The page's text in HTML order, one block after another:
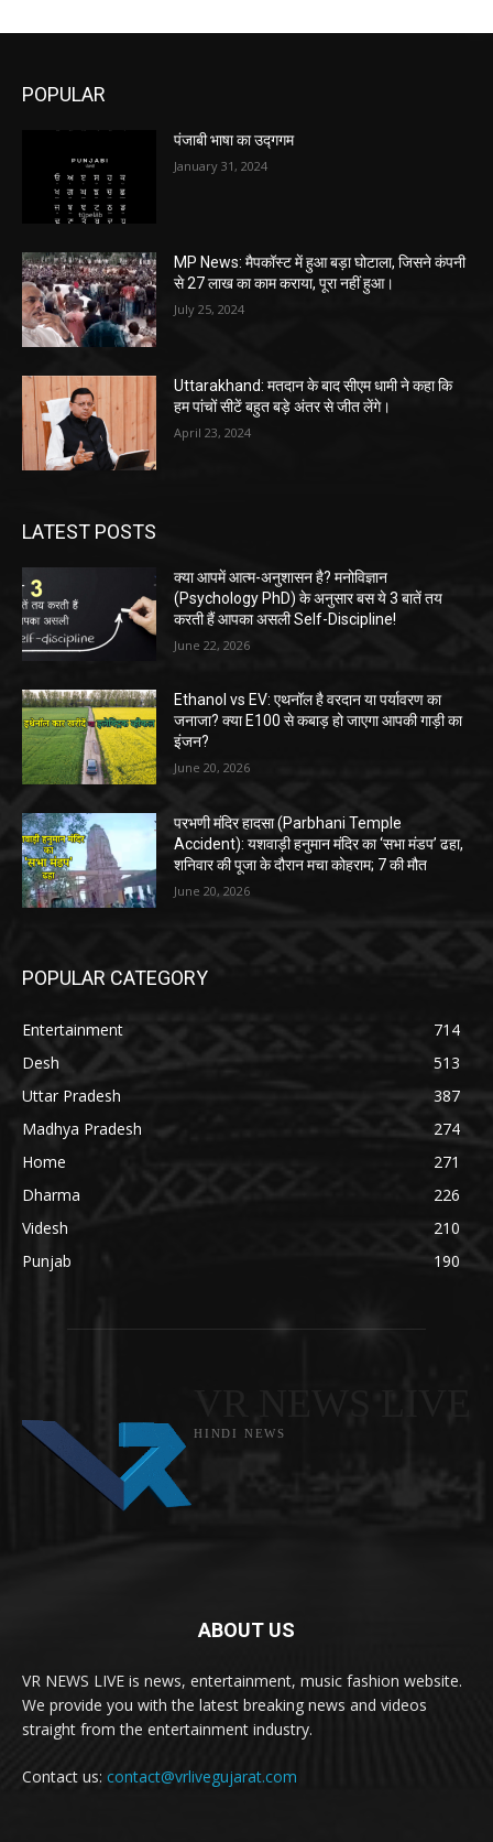
POPULAR
पंजाबी भाषा का उद्गगम
January 31, 2024
MP News: मैपकॉस्ट में हुआ बड़ा घोटाला, जिसने कंपनी
से 27 लाख का काम कराया, पूरा नहीं हुआ।
July 25, 2024
Uttarakhand: मतदान के बाद सीएम धामी ने कहा कि
हम पांचों सीटें बहुत बड़े अंतर से जीत लेंगे।
April 23, 2024
LATEST POSTS
क्या आपमें आत्म-अनुशासन है? मनोविज्ञान
(Psychology PhD) के अनुसार बस ये 3 बातें तय
करती हैं आपका असली Self-Discipline!
June 22, 2026
Ethanol vs EV: एथनॉल है वरदान या पर्यावरण का
जनाजा? क्या E100 से कबाड़ हो जाएगा आपकी गाड़ी का
इंजन?
June 20, 2026
परभणी मंदिर हादसा (Parbhani Temple
Accident): यशवाड़ी हनुमान मंदिर का ‘सभा मंडप’ ढहा,
शनिवार की पूजा के दौरान मचा कोहराम; 7 की मौत
June 20, 2026
POPULAR CATEGORY
Entertainment
714
Desh
513
Uttar Pradesh
387
Madhya Pradesh
274
Home
271
Dharma
226
Videsh
210
Punjab
190
HINDI NEWS
ABOUT US
VR NEWS LIVE is news, entertainment, music fashion website.
We provide you with the latest breaking news and videos
straight from the entertainment industry.
Contact us: contact@vrlivegujarat.com